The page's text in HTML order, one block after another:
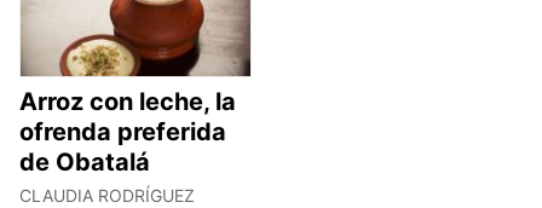
Arroz con leche, la
ofrenda preferida
de Obatalá
CLAUDIA RODRÍGUEZ